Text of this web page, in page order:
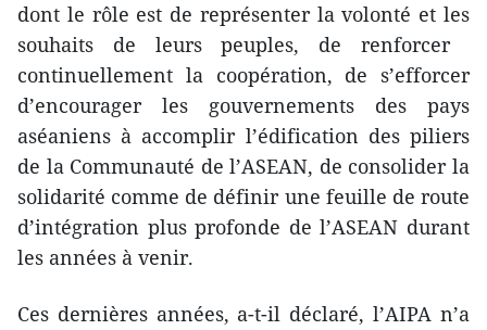
​dont le rôle est de représenter la volonté et les
souhaits de leurs peuples, de renforcer ​
continuellement la coopération, de s’efforcer
d’encourager les gouvernements des pays
aséaniens à accomplir l’édification des piliers
de la Communauté de l’ASEAN, de consolider la
solidarité comme de définir une feuille de route
d’intégration plus profonde de l’ASEAN durant
les années à venir.
Ces dernières années, a-t-il déclaré, l’AIPA n’a